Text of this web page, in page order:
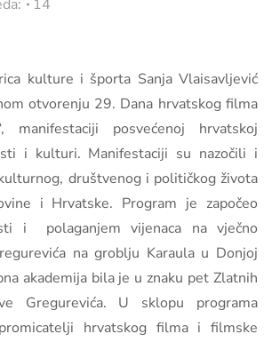
14
kulture i športa Sanja Vlaisavljević
otvorenju 29. Dana hrvatskog filma
manifestaciji posvećenoj hrvatskoj
i kulturi. Manifestaciji su nazočili i
društvenog i političkog života
i Hrvatske. Program je započeo
i polaganjem vijenaca na vječno
na groblju Karaula u Donjoj
akademija bila je u znaku pet Zlatnih
Gregurevića. U sklopu programa
hrvatskog filma i filmske